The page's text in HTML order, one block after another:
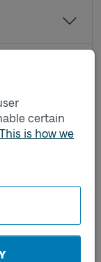
certain
This is how we